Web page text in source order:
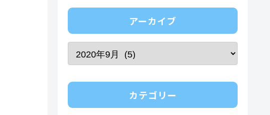
アーカイブ
カテゴリー